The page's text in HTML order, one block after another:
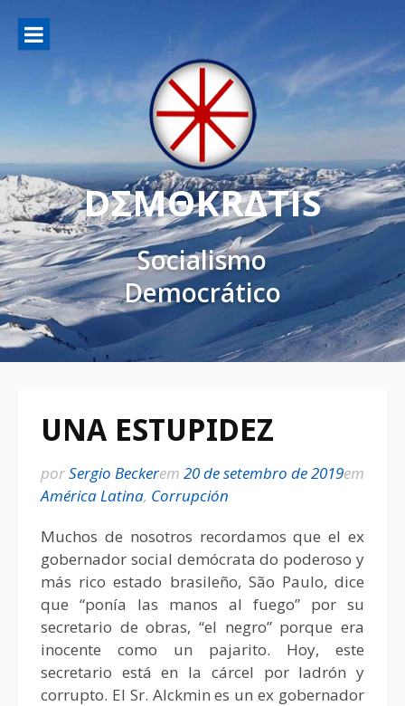
DΣMΘKRΔTIS
Socialismo
Democrático
UNA ESTUPIDEZ
porSergio Beckerem 20 de setembro de 2019em
América Latina, Corrupción
Muchos de nosotros recordamos que el ex
gobernador social demócrata do poderoso y
más rico estado brasileño, São Paulo, dice
que “ponía las manos al fuego” por su
secretario de obras, “el negro” porque era
inocente como un pajarito. Hoy, este
secretario está en la cárcel por ladrón y
corrupto. El Sr. Alckmin es un ex gobernador